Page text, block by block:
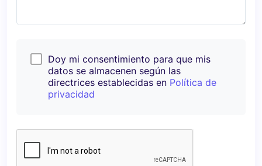
Doy mi consentimiento para que mis
datos se almacenen según las
directrices establecidas en Política de
privacidad